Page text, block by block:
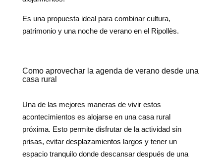
Es una propuesta ideal para combinar cultura,
patrimonio y una noche de verano en el Ripollès.
Como aprovechar la agenda de verano desde una
casa rural
Una de las mejores maneras de vivir estos
acontecimientos es alojarse en una casa rural
próxima. Esto permite disfrutar de la actividad sin
prisas, evitar desplazamientos largos y tener un
espacio tranquilo donde descansar después de una